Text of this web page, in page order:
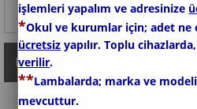
Kategoriler
işlemleri yapalım ve adresinize
*Okul ve kurumlar için; adet ne
ücretsiz yapılır. Toplu
verilir.
**Lambalarda; marka ve
mevcuttur.